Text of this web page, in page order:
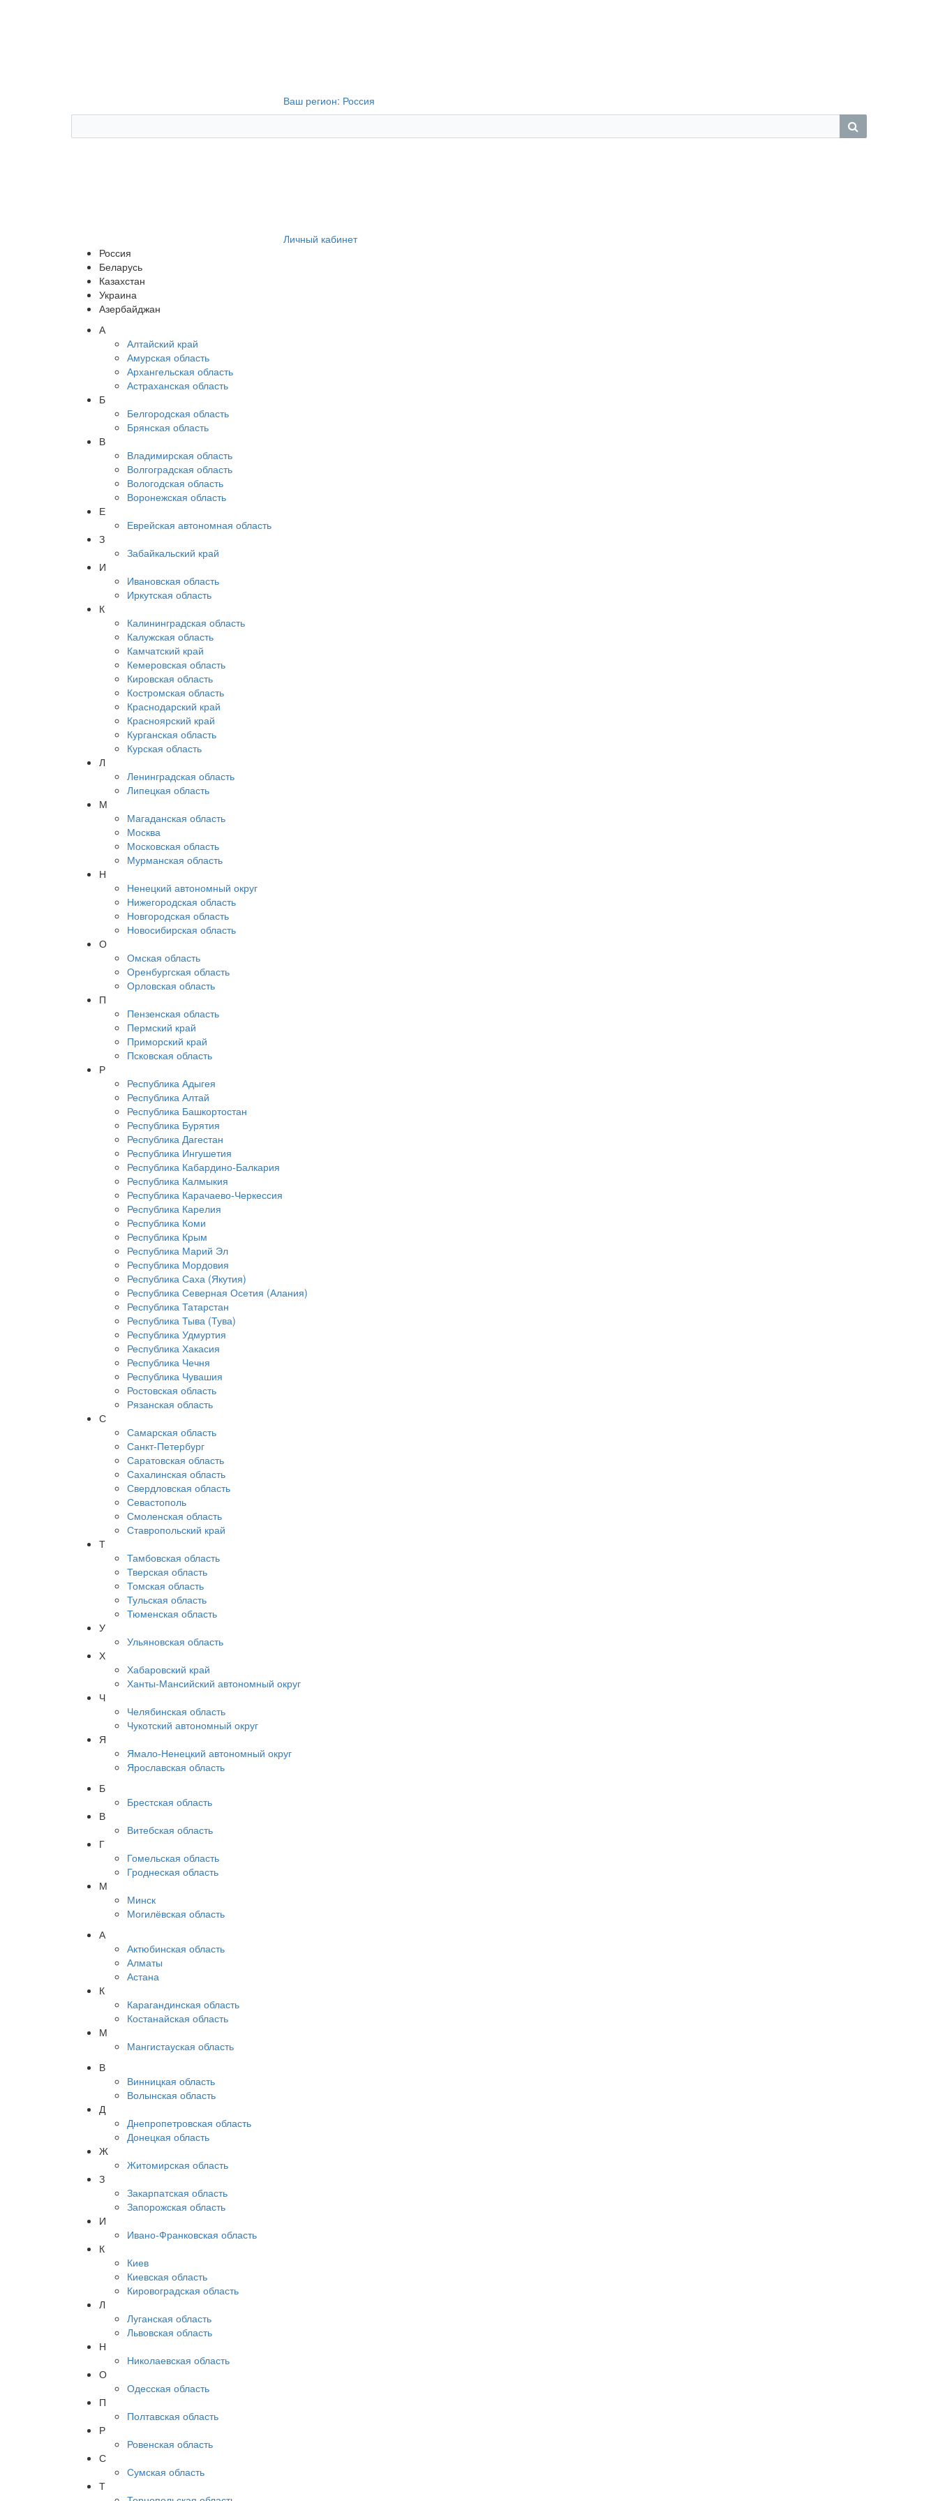
Ваш регион: Россия
Личный кабинет
Россия
Беларусь
Казахстан
Украина
Азербайджан
А
Алтайский край
Амурская область
Архангельская область
Астраханская область
Б
Белгородская область
Брянская область
В
Владимирская область
Волгоградская область
Вологодская область
Воронежская область
Е
Еврейская автономная область
З
Забайкальский край
И
Ивановская область
Иркутская область
К
Калининградская область
Калужская область
Камчатский край
Кемеровская область
Кировская область
Костромская область
Краснодарский край
Красноярский край
Курганская область
Курская область
Л
Ленинградская область
Липецкая область
М
Магаданская область
Москва
Московская область
Мурманская область
Н
Ненецкий автономный округ
Нижегородская область
Новгородская область
Новосибирская область
О
Омская область
Оренбургская область
Орловская область
П
Пензенская область
Пермский край
Приморский край
Псковская область
Р
Республика Адыгея
Республика Алтай
Республика Башкортостан
Республика Бурятия
Республика Дагестан
Республика Ингушетия
Республика Кабардино-Балкария
Республика Калмыкия
Республика Карачаево-Черкессия
Республика Карелия
Республика Коми
Республика Крым
Республика Марий Эл
Республика Мордовия
Республика Саха (Якутия)
Республика Северная Осетия (Алания)
Республика Татарстан
Республика Тыва (Тува)
Республика Удмуртия
Республика Хакасия
Республика Чечня
Республика Чувашия
Ростовская область
Рязанская область
С
Самарская область
Санкт-Петербург
Саратовская область
Сахалинская область
Свердловская область
Севастополь
Смоленская область
Ставропольский край
Т
Тамбовская область
Тверская область
Томская область
Тульская область
Тюменская область
У
Ульяновская область
Х
Хабаровский край
Ханты-Мансийский автономный округ
Ч
Челябинская область
Чукотский автономный округ
Я
Ямало-Ненецкий автономный округ
Ярославская область
Б
Брестская область
В
Витебская область
Г
Гомельская область
Гроднеская область
М
Минск
Могилёвская область
А
Актюбинская область
Алматы
Астана
К
Карагандинская область
Костанайская область
М
Мангистауская область
В
Винницкая область
Волынская область
Д
Днепропетровская область
Донецкая область
Ж
Житомирская область
З
Закарпатская область
Запорожская область
И
Ивано-Франковская область
К
Киев
Киевская область
Кировоградская область
Л
Луганская область
Львовская область
Н
Николаевская область
О
Одесская область
П
Полтавская область
Р
Ровенская область
С
Сумская область
Т